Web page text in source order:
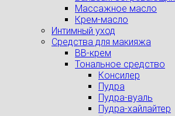
Массажное масло
Крем-масло
Интимный уход
Средства для макияжа
BB-крем
Тональное средство
Консилер
Пудра
Пудра-вуаль
Пудра-хайлайтер